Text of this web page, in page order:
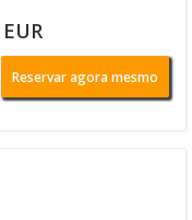
Reservar agora mesmo